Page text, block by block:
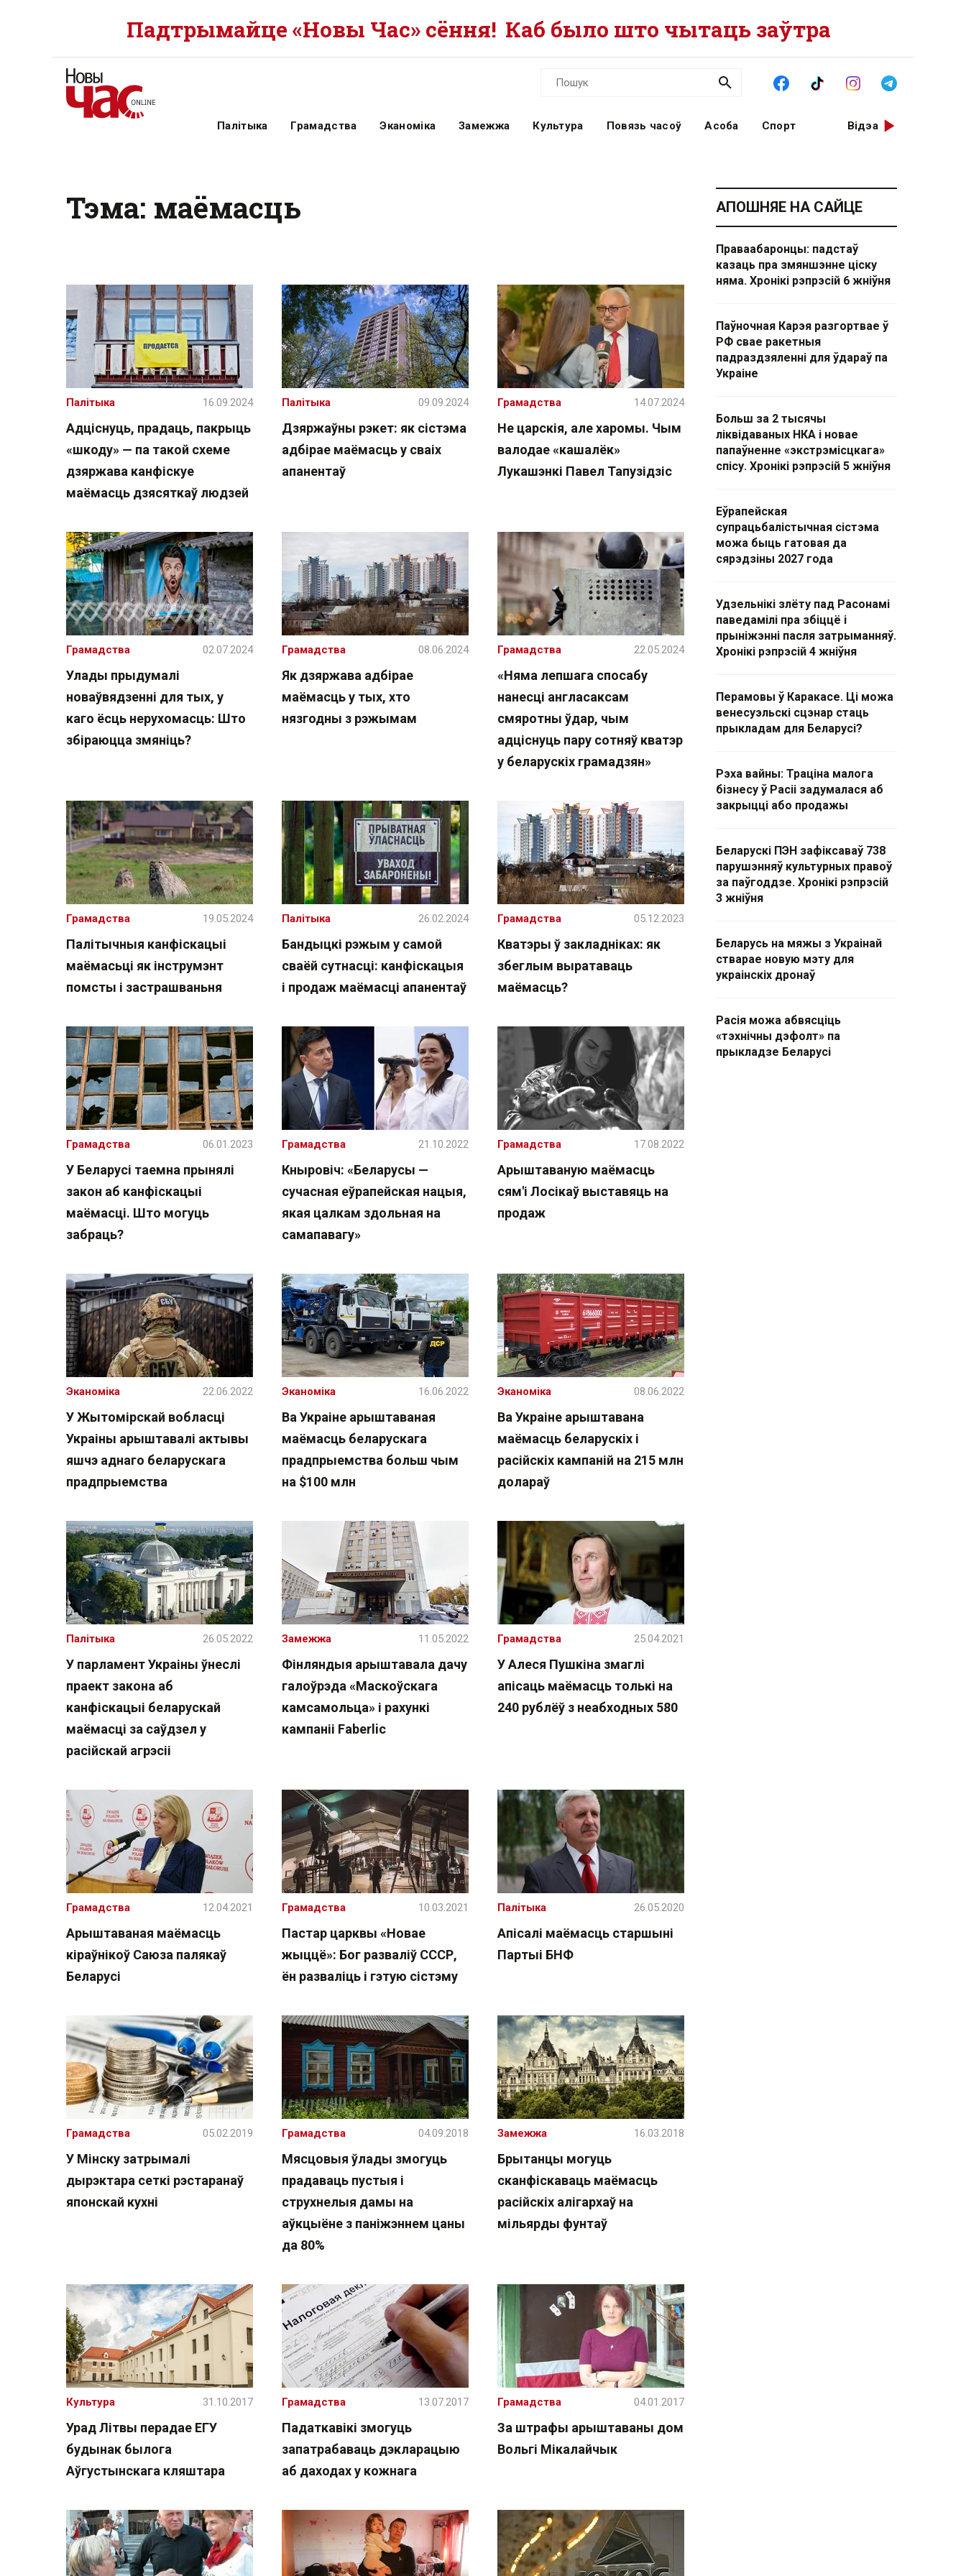
Падтрымайце «Новы Час» сёння! Каб было што чытаць заўтра
Палітыка Грамадства Эканоміка Замежжа Культура Повязь часоў Асоба Спорт Відэа
Тэма: маёмасць
Адціснуць, прадаць, пакрыць
«шкоду» — па такой схеме
дзяржава канфіскуе
маёмасць дзясяткаў людзей
Палітыка 16.09.2024
Дзяржаўны рэкет: як сістэма
адбірае маёмасць у сваіх
апанентаў
Палітыка 09.09.2024
Не царскія, але харомы. Чым
валодае «кашалёк»
Лукашэнкі Павел Тапузідзіс
Грамадства 14.07.2024
Улады прыдумалі
новаўвядзенні для тых, у
каго ёсць нерухомасць: Што
збіраюцца змяніць?
Грамадства 02.07.2024
Як дзяржава адбірае
маёмасць у тых, хто
нязгодны з рэжымам
Грамадства 08.06.2024
«Няма лепшага спосабу
нанесці англасаксам
смяротны ўдар, чым
адціснуць пару сотняў кватэр
у беларускіх грамадзян»
Грамадства 22.05.2024
Палітычныя канфіскацыі
маёмасьці як інструмэнт
помсты і застрашваньня
Грамадства 19.05.2024
Бандыцкі рэжым у самой
сваёй сутнасці: канфіскацыя
і продаж маёмасці апанентаў
Палітыка 26.02.2024
Кватэры ў закладніках: як
збеглым выратаваць
маёмасць?
Грамадства 05.12.2023
У Беларусі таемна прынялі
закон аб канфіскацыі
маёмасці. Што могуць
забраць?
Грамадства 06.01.2023
Кныровіч: «Беларусы —
сучасная еўрапейская нацыя,
якая цалкам здольная на
самапавагу»
Грамадства 21.10.2022
Арыштаваную маёмасць
сям'і Лосікаў выставяць на
продаж
Грамадства 17.08.2022
У Жытомірскай вобласці
Украіны арыштавалі актывы
яшчэ аднаго беларускага
прадпрыемства
Эканоміка 22.06.2022
Ва Украіне арыштаваная
маёмасць беларускага
прадпрыемства больш чым
на $100 млн
Эканоміка 16.06.2022
Ва Украіне арыштавана
маёмасць беларускіх і
расійскіх кампаній на 215 млн
долараў
Эканоміка 08.06.2022
У парламент Украіны ўнеслі
праект закона аб
канфіскацыі беларускай
маёмасці за саўдзел у
расійскай агрэсіі
Палітыка 26.05.2022
Фінляндыя арыштавала дачу
галоўрэда «Маскоўскага
камсамольца» і рахункі
кампаніі Faberlic
Замежжа 11.05.2022
У Алеся Пушкіна змаглі
апісаць маёмасць толькі на
240 рублёў з неабходных 580
Грамадства 25.04.2021
Арыштаваная маёмасць
кіраўнікоў Саюза палякаў
Беларусі
Грамадства 12.04.2021
Пастар царквы «Новае
жыццё»: Бог разваліў СССР,
ён разваліць і гэтую сістэму
Грамадства 10.03.2021
Апісалі маёмасць старшыні
Партыі БНФ
Палітыка 26.05.2020
У Мінску затрымалі
дырэктара сеткі рэстаранаў
японскай кухні
Грамадства 05.02.2019
Мясцовыя ўлады змогуць
прадаваць пустыя і
струхнелыя дамы на
аўкцыёне з паніжэннем цаны
да 80%
Грамадства 04.09.2018
Брытанцы могуць
сканфіскаваць маёмасць
расійскіх алігархаў на
мільярды фунтаў
Замежжа 16.03.2018
Урад Літвы перадае ЕГУ
будынак былога
Аўгустынскага кляштара
Культура 31.10.2017
Падаткавікі змогуць
запатрабаваць дэкларацыю
аб даходах у кожнага
Грамадства 13.07.2017
За штрафы арыштаваны дом
Вольгі Мікалайчык
Грамадства 04.01.2017
АПОШНЯЕ НА САЙЦЕ
Праваабаронцы: падстаў
казаць пра змяншэнне ціску
няма. Хронікі рэпрэсій 6 жніўня
Паўночная Карэя разгортвае ў
РФ свае ракетныя
падраздзяленні для ўдараў па
Украіне
Больш за 2 тысячы
ліквідаваных НКА і новае
папаўненне «экстрэмісцкага»
спісу. Хронікі рэпрэсій 5 жніўня
Еўрапейская
супрацьбалістычная сістэма
можа быць гатовая да
сярэдзіны 2027 года
Удзельнікі злёту пад Расонамі
паведамілі пра збіццё і
прыніжэнні пасля затрыманняў.
Хронікі рэпрэсій 4 жніўня
Перамовы ў Каракасе. Ці можа
венесуэльскі сцэнар стаць
прыкладам для Беларусі?
Рэха вайны: Траціна малога
бізнесу ў Расіі задумалася аб
закрыцці або продажы
Беларускі ПЭН зафіксаваў 738
парушэнняў культурных правоў
за паўгоддзе. Хронікі рэпрэсій
3 жніўня
Беларусь на мяжы з Украінай
стварае новую мэту для
украінскіх дронаў
Расія можа абвясціць
«тэхнічны дэфолт» па
прыкладзе Беларусі